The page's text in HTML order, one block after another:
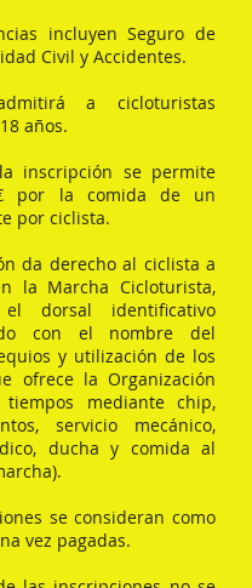
incluyen Seguro de
Civil y Accidentes.
a cicloturistas
años.
inscripción se permite
por la comida de un
por ciclista.
da derecho al ciclista a
la Marcha Cicloturista,
dorsal identificativo
con el nombre del
y utilización de los
ofrece la Organización
mediante chip,
servicio mecánico,
ducha y comida al
se consideran como
vez pagadas.